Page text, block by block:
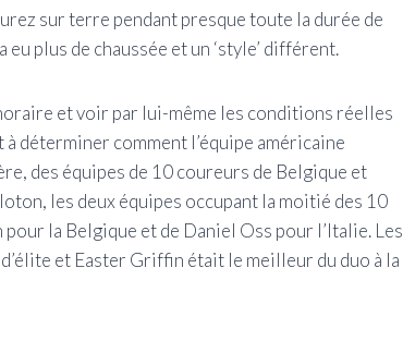
sur terre pendant presque toute la durée de
eu plus de chaussée et un ‘style’ différent.
et voir par lui-même les conditions réelles
déterminer comment l’équipe américaine
des équipes de 10 coureurs de Belgique et
les deux équipes occupant la moitié des 10
la Belgique et de Daniel Oss pour l’Italie. Les
et Easter Griffin était le meilleur du duo à la